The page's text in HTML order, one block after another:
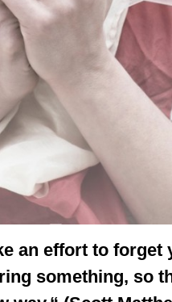
an effort to forget
something, so